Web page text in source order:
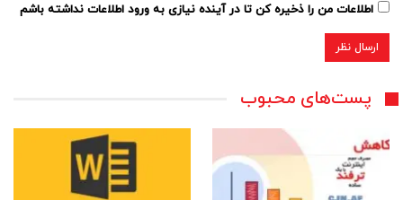
اطلاعات من را ذخیره کن تا در آینده نیازی به ورود اطلاعات نداشته باشم
پست‌های محبوب